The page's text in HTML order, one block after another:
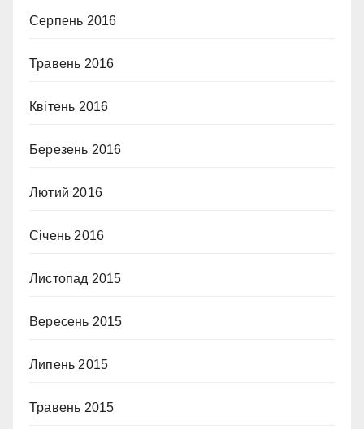
Серпень 2016
Травень 2016
Квітень 2016
Березень 2016
Лютий 2016
Січень 2016
Листопад 2015
Вересень 2015
Липень 2015
Травень 2015